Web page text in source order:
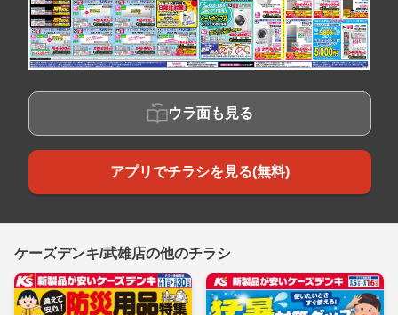
ウラ面も見る
アプリでチラシを見る(無料)
ケーズデンキ/武雄店の他のチラシ